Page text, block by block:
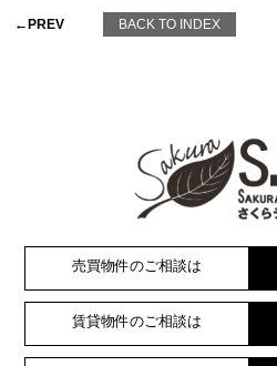
←PREV BACK TO INDEX
売買物件のご相談は
賃貸物件のご相談は